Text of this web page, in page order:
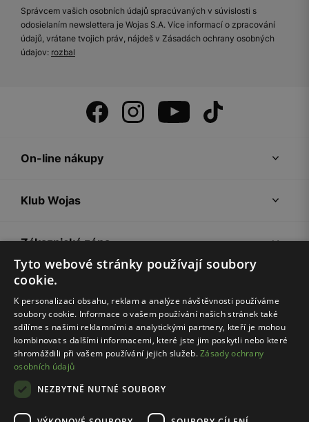
Správcem vašich osobních údajů spracúvaných v súvislosti s
odosielaním newslettera je Wojas S.A. Více informací o zpracování
údajů, vrátane tvojich práv, nájdeš v Zásadách ochrany osobných
údajov: rozbal
On-line nákupy
Klub Wojas
Zákaznická zóna
Společnost Wojas
Rady
Tyto webové stránky používají soubory
cookie.
K personalizaci obsahu, reklam a analýze návštěvnosti používáme
soubory cookie. Informace o vašem používání našich stránek také
sdílíme s našimi reklamními a analytickými partnery, kteří je mohou
kombinovat s dalšími informacemi, které jste jim poskytli nebo které
shromáždili při vašem používání jejich služeb.Zásady ochrany
osobních údajů
NEZBYTNĚ NUTNÉ SOUBORY